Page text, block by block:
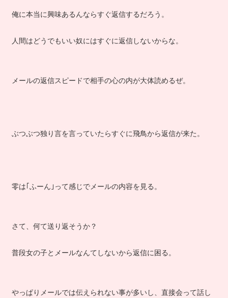
俺に本当に興味あるんならすぐ返信するだろう。
人間はどうでもいい奴にはすぐに返信しないからな。
メールの返信スピードで相手の心の内が大体読めるぜ。
ぶつぶつ独り言を言っていたらすぐに飛鳥から返信が来た。
零は｢ふーん｣って感じでメールの内容を見る。
さて、何て送り返そうか？
普段女の子とメールなんてしないから返信に困る。
やっぱりメールでは伝えられない事が多いし、直接会って話し